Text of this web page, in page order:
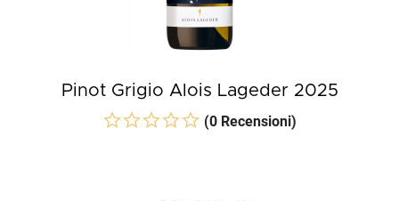
Pinot Grigio Alois Lageder 2025
(0 Recensioni)